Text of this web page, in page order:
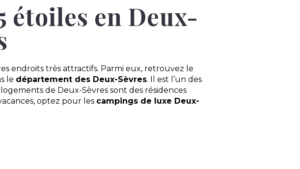
étoiles en Deux-
endroits très attractifs. Parmi eux, retrouvez le
le département des Deux-Sèvres. Il est l’un des
de Deux-Sèvres sont des résidences
optez pour les campings de luxe Deux-